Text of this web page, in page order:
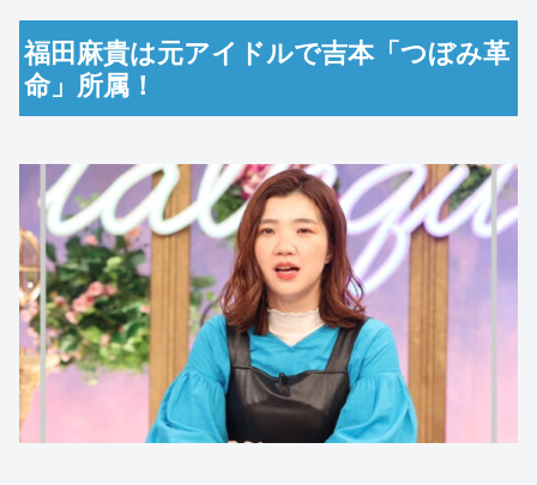
福田麻貴は元アイドルで吉本「つぼみ革
命」所属！